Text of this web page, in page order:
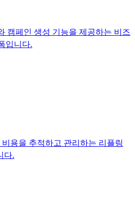
캠페인 생성 기능을 제공하는 비즈
입니다.
용을 추적하고 관리하는 리플링
다.